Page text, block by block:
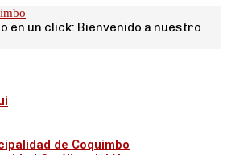
en un click: Bienvenido a nuestro
de Coquimbo